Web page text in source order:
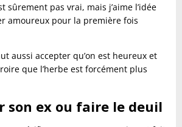
sûrement pas vrai, mais j’aime l’idée
amoureux pour la première fois
aussi accepter qu’on est heureux et
que l’herbe est forcément plus
son ex ou faire le deuil